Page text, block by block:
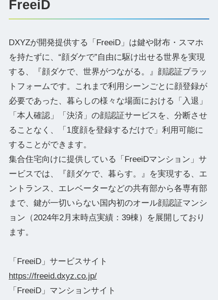
FreeiD
DXYZが開発提供する「FreeiD」は鍵や財布・スマホ
を持たずに、“顔ダケで”自由に駆け出せる世界を実現
する、『顔ダケで、世界がつながる。』顔認証プラッ
トフォームです。これまで利用シーンごとに顔登録が
必要であった、暮らしの様々な場面における「入退」
「本人確認」「決済」の顔認証サービスを、分断させ
ることなく、「1度顔を登録するだけで」利用可能に
することができます。
集合住宅向けに提供している「FreeiDマンション」サ
ービスでは、『顔ダケで、暮らす。』を実現する、エ
ントランス、エレベーターなどの共有部から各専有部
まで、鍵が一切いらない国内初のオール顔認証マンシ
ョン（2024年2月末時点実績：39棟）を展開しており
ます。
「FreeiD」サービスサイト
https://freeid.dxyz.co.jp/
「FreeiD」マンションサイト